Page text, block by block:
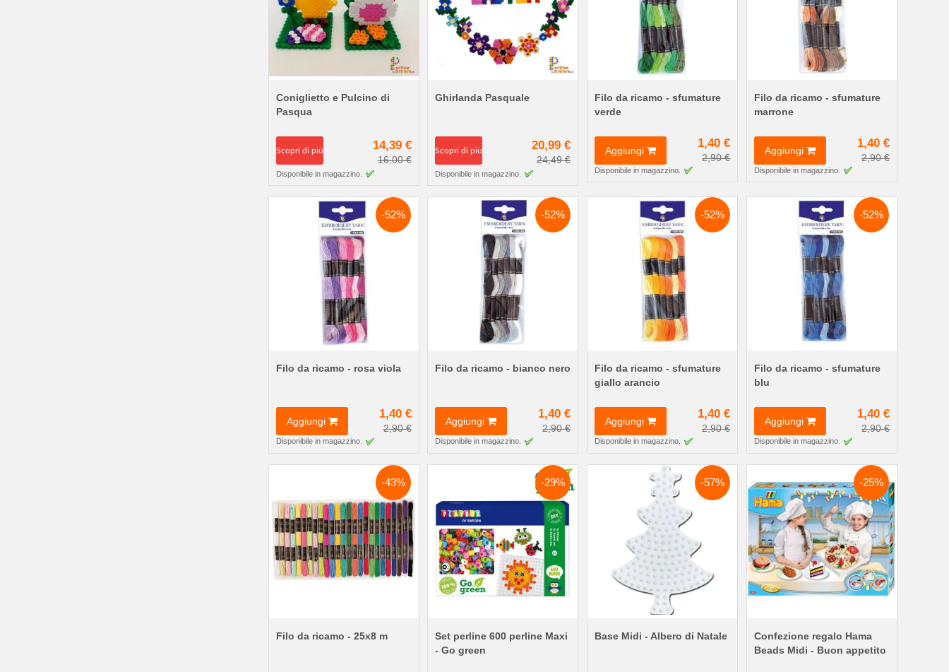
Coniglietto e Pulcino di
Pasqua
Scopri di più 14,39 €
16,00 €
Disponibile in magazzino.
Ghirlanda Pasquale
Scopri di più 20,99 €
24,49 €
Disponibile in magazzino.
Filo da ricamo - sfumature
verde
Aggiungi
1,40 €
2,90 €
Disponibile in magazzino.
Filo da ricamo - sfumature
marrone
Aggiungi
1,40 €
2,90 €
Disponibile in magazzino.
-52%
Filo da ricamo - rosa viola
Aggiungi
1,40 €
2,90 €
Disponibile in magazzino.
-52%
Filo da ricamo - bianco nero
Aggiungi
1,40 €
2,90 €
Disponibile in magazzino.
-52%
Filo da ricamo - sfumature
giallo arancio
Aggiungi
1,40 €
2,90 €
Disponibile in magazzino.
-52%
Filo da ricamo - sfumature
blu
Aggiungi
1,40 €
2,90 €
Disponibile in magazzino.
-43%
Filo da ricamo - 25x8 m
-29%
Set perline 600 perline Maxi
- Go green
-57%
Base Midi - Albero di Natale
-25%
Confezione regalo Hama
Beads Midi - Buon appetito